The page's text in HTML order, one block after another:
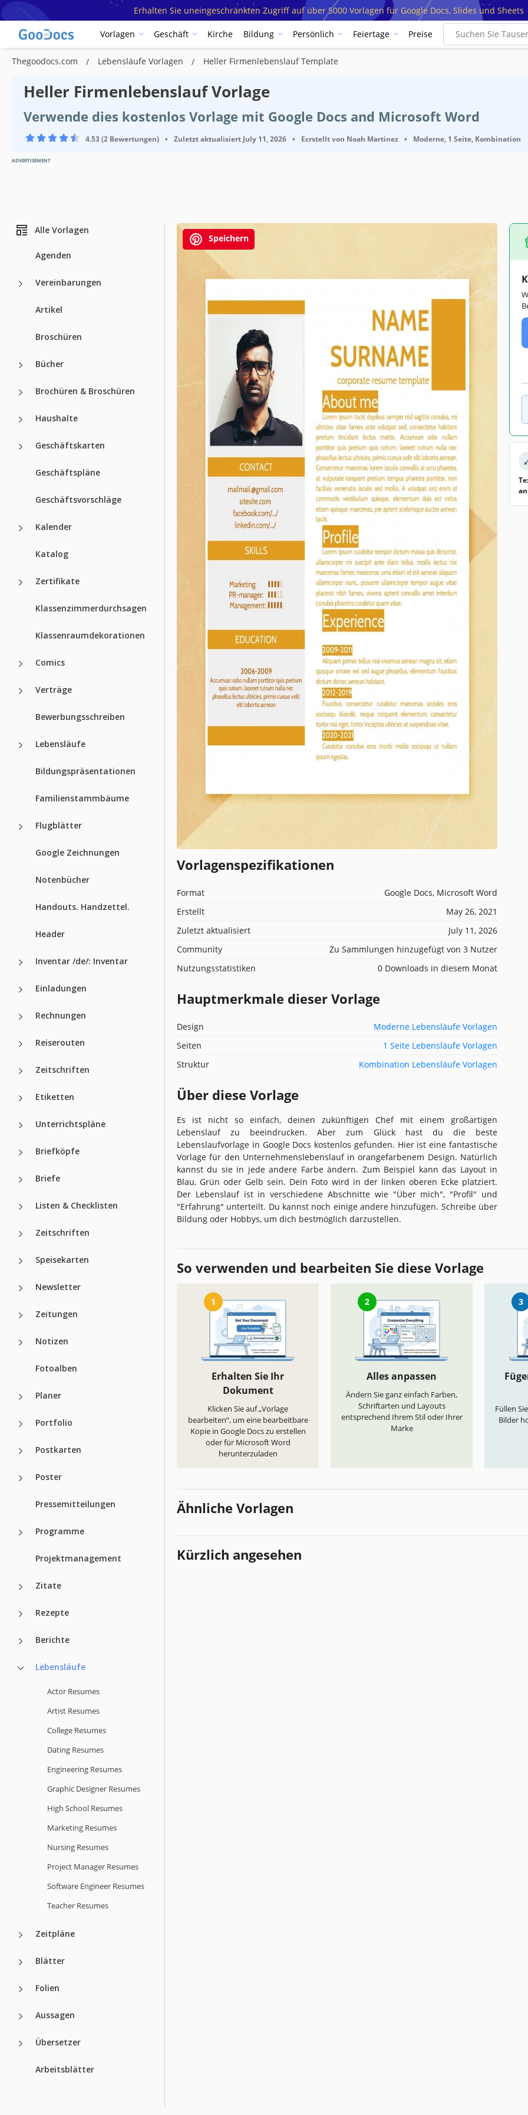
Erhalten Sie uneingeschränkten Zugriff auf über 5000 Vorlagen für Google Docs, Slides und Sheets
Vorlagen Geschäft Kirche Bildung Persönlich Feiertage Preise
Thegoodocs.com Lebensläufe Vorlagen Heller Firmenlebenslauf Template
Heller Firmenlebenslauf Vorlage
Verwende dies kostenlos Vorlage mit Google Docs and Microsoft Word
4.53 (2 Bewertungen) • Zuletzt aktualisiert July 11, 2026 • Ecrstellt von Noah Martinez • Moderne, 1 Seite, Kombination
ADVERTISEMENT
Alle Vorlagen
Agenden
Vereinbarungen
Artikel
Broschüren
Bücher
Brochüren & Broschüren
Haushalte
Geschäftskarten
Geschäftspläne
Geschäftsvorschläge
Kalender
Katalog
Zertifikate
Klassenzimmerdurchsagen
Klassenraumdekorationen
Comics
Verträge
Bewerbungsschreiben
Lebensläufe
Bildungspräsentationen
Familienstammbäume
Flugblätter
Google Zeichnungen
Notenbücher
Handouts. Handzettel.
Header
Inventar /de/: Inventar
Einladungen
Rechnungen
Reiserouten
Zeitschriften
Etiketten
Unterrichtspläne
Briefköpfe
Briefe
Listen & Checklisten
Zeitschriften
Speisekarten
Newsletter
Zeitungen
Notizen
Fotoalben
Planer
Portfolio
Postkarten
Poster
Pressemitteilungen
Programme
Projektmanagement
Zitate
Rezepte
Berichte
Lebensläufe
Actor Resumes
Artist Resumes
College Resumes
Dating Resumes
Engineering Resumes
Graphic Designer Resumes
High School Resumes
Marketing Resumes
Nursing Resumes
Project Manager Resumes
Software Engineer Resumes
Teacher Resumes
Zeitpläne
Blätter
Folien
Aussagen
Übersetzer
Arbeitsblätter
Speichern
Vorlagenspezifikationen
Format
Google Docs, Microsoft Word
Erstellt
May 26, 2021
Zuletzt aktualisiert
July 11, 2026
Community
Zu Sammlungen hinzugefügt von 3 Nutzer
Nutzungsstatistiken
0 Downloads in diesem Monat
Hauptmerkmale dieser Vorlage
Design
Moderne Lebensläufe Vorlagen
Seiten
1 Seite Lebensläufe Vorlagen
Struktur
Kombination Lebensläufe Vorlagen
Über diese Vorlage
Es ist nicht so einfach, deinen zukünftigen Chef mit einem großartigen
Lebenslauf zu beeindrucken. Aber zum Glück hast du die beste
Lebenslaufvorlage in Google Docs kostenlos gefunden. Hier ist eine fantastische
Vorlage für den Unternehmenslebenslauf in orangefarbenem Design. Natürlich
kannst du sie in jede andere Farbe ändern. Zum Beispiel kann das Layout in
Blau, Grün oder Gelb sein. Dein Foto wird in der linken oberen Ecke platziert.
Der Lebenslauf ist in verschiedene Abschnitte wie "Über mich", "Profil" und
"Erfahrung" unterteilt. Du kannst noch einige andere hinzufügen. Schreibe über
Bildung oder Hobbys, um dich bestmöglich darzustellen.
So verwenden und bearbeiten Sie diese Vorlage
1
Erhalten Sie Ihr
Dokument
Klicken Sie auf „Vorlage
bearbeiten“, um eine bearbeitbare
Kopie in Google Docs zu erstellen
oder für Microsoft Word
herunterzuladen
2
Alles anpassen
Ändern Sie ganz einfach Farben,
Schriftarten und Layouts
entsprechend Ihrem Stil oder Ihrer
Marke
3
Füllen
Bilder
Ähnliche Vorlagen
Kürzlich angesehen